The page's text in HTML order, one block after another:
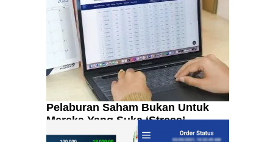
Pelaburan Saham Bukan Untuk
Mereka Yang Suka ‘Stress’